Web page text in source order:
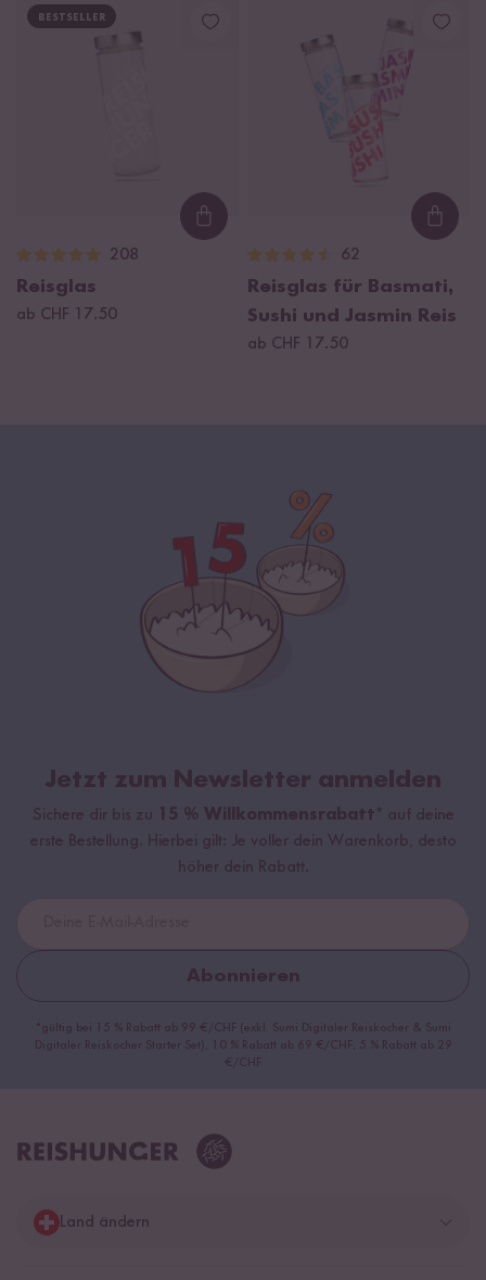
BESTSELLER
Loading...
208
Reisglas
ab CHF 17.50
62
Reisglas für Basmati,
Sushi und Jasmin Reis
ab CHF 17.50
Jetzt zum Newsletter anmelden
Sichere dir bis zu 15 % Willkommensrabatt* auf deine
erste Bestellung. Hierbei gilt: Je voller dein Warenkorb, desto
höher dein Rabatt.
Abonnieren
*gültig bei 15 % Rabatt ab 99 €/CHF (exkl. Sumi Digitaler Reiskocher & Sumi
Digitaler Reiskocher Starter Set), 10 % Rabatt ab 69 €/CHF, 5 % Rabatt ab 29
€/CHF
Land ändern